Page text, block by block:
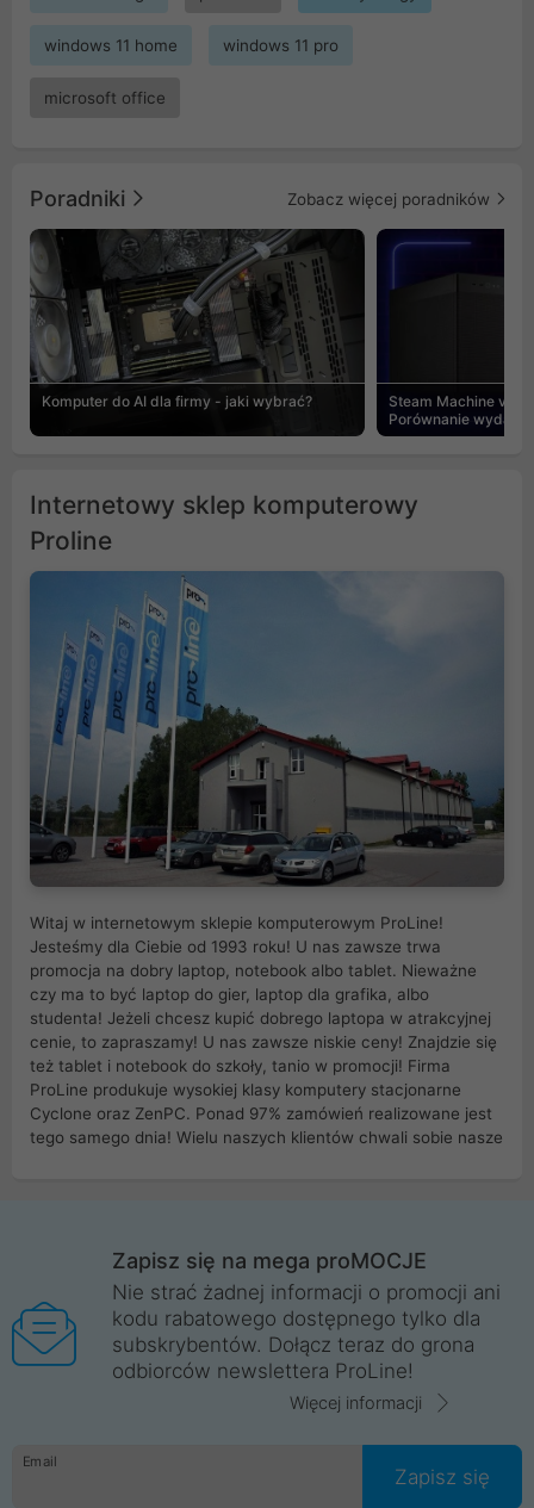
windows 11 home windows 11 pro
microsoft office
Poradniki Zobacz więcej poradników
Komputer do AI dla firmy - jaki wybrać?
Steam Machine vs
Porównanie
Internetowy sklep komputerowy
Proline
Witaj w internetowym sklepie komputerowym ProLine!
Jesteśmy dla Ciebie od 1993 roku! U nas zawsze trwa
promocja na dobry laptop, notebook albo tablet. Nieważne
czy ma to być laptop do gier, laptop dla grafika, albo
studenta! Jeżeli chcesz kupić dobrego laptopa w atrakcyjnej
cenie, to zapraszamy! U nas zawsze niskie ceny! Znajdzie się
też tablet i notebook do szkoły, tanio w promocji! Firma
ProLine produkuje wysokiej klasy komputery stacjonarne
Cyclone oraz ZenPC. Ponad 97% zamówień realizowane jest
tego samego dnia! Wielu naszych klientów chwali sobie nasze
Wrocław, Poznań, Legnica, Katowice, Gliwice, Kalisz, Bytom,
Trzebnica, Opole. Szybka i profesjonalna obsługa!
ProLine to polska firma ze 100% polskim kapitałem. Działamy
legalnie i płacimy podatki w naszym kraju! Posiadamy siedzibę
główną w Mirkowie oraz salony na terenie kraju. Cała
komunikacja ze sklepem komputerowym ProLine jest
danych osobowych. Dlatego zakup notebooka albo laptopa w
ProLine to czysta przyjemność i pełne bezpieczeństwo.
Zaopatrzysz się u nas w akcesoria i części komputerowe
Zapisz się na mega proMOCJE
Nie strać żadnej informacji o promocji ani
kodu rabatowego dostępnego tylko dla
subskrybentów. Dołącz teraz do grona
odbiorców newslettera ProLine!
Więcej informacji
Email
Zapisz się